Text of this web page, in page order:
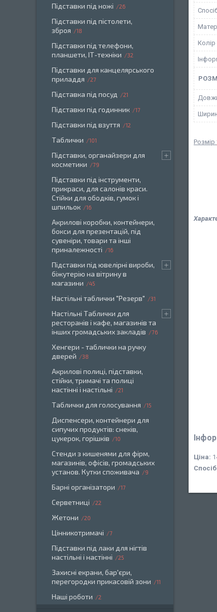
Колір
Розмір
Ціна:
Підставки під ножі 26
Підставки під пістолети,
зброя
18
Підставки під телефони,
планшети, ІТ-техніки
32
Підставки для канцелярського
приладдя
27
Підставка під посуд 21
Підставки під годинник 17
Підставки під взуття 12
Таблички 101
Підставки, органайзери для
косметики
79
Підставки під інструменти,
прикраси, для салонів краси.
Стійки для ободків, гумок і
шпильок
16
Акрилові коробки, контейнери,
бокси для презентацій, під
сувеніри, товари та інші
приналежності
16
Підставки під ювелірні вироби,
біжутерію на вітрину в
магазини
45
Настільні таблички "Резерв" 31
Настільні Таблички для
ресторанів і кафе, магазинів та
інших громадських закладів
76
Хенгери - таблички на ручку
дверей
38
Акрилові полиці, підставки,
стійки, тримачі та полиці
настінні і настільні
21
Таблички для голосування 15
Диспенсери, контейнери для
сипучих продуктів: снеків,
цукерок, горішків
10
Стенди з кишенями для фірм,
магазинів, офісів, громадських
установ. Кутки споживача
9
Барні організатори 17
Серветниці 22
Жетони 20
Цінникотримачі 7
Підставки під лаки для нігтів
настільні і настінні
25
Захисні екрани, бар'єри,
перегородки прикасовій зони
11
Наші роботи 2